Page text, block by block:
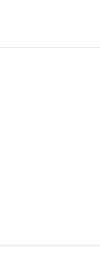
선애한테 당하고 찌질